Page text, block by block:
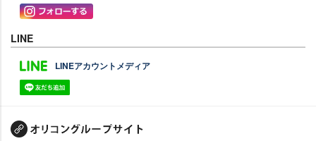
LINE
LINEアカウントメディア